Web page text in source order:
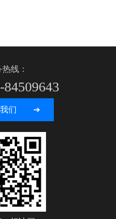
线：
我们 ➔